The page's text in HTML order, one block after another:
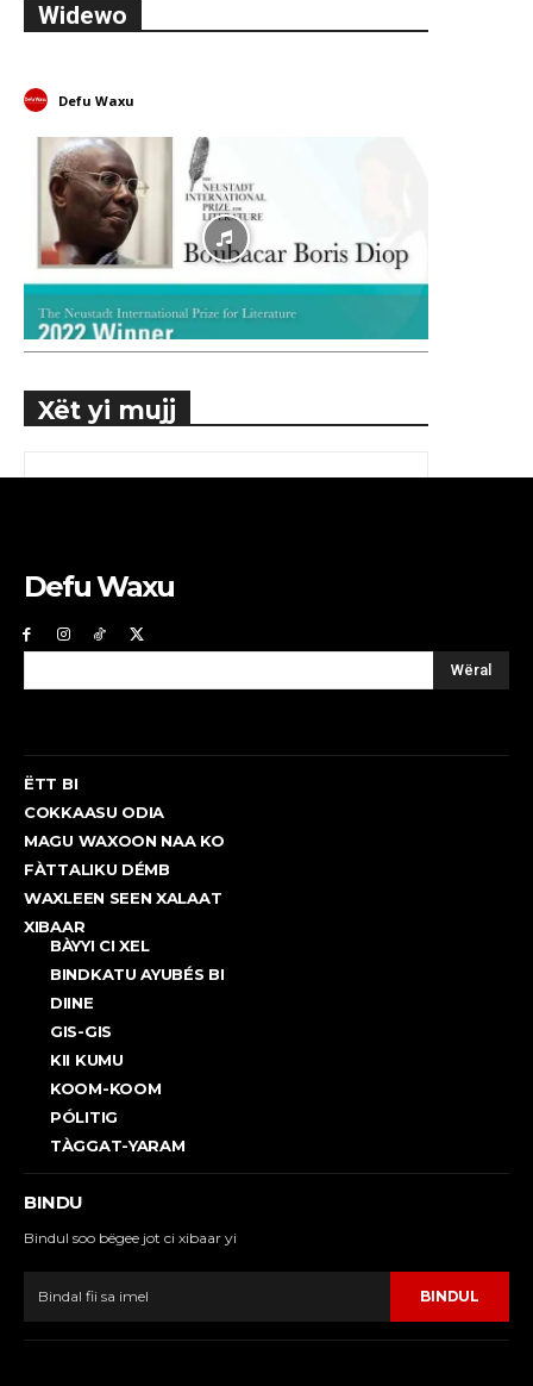
Widewo
Defu Waxu
Xët yi mujj
Defu Waxu
Wëral
ËTT BI
COKKAASU ODIA
MAGU WAXOON NAA KO
FÀTTALIKU DÉMB
WAXLEEN SEEN XALAAT
XIBAAR
BÀYYI CI XEL
BINDKATU AYUBÉS BI
DIINE
GIS-GIS
KII KUMU
KOOM-KOOM
PÓLITIG
TÀGGAT-YARAM
BINDU
Bindul soo bëgee jot ci xibaar yi
BINDUL